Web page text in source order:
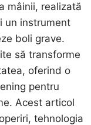
mâinii, realizată
un instrument
boli grave.
să transforme
oferind o
pentru
Acest articol
tehnologia